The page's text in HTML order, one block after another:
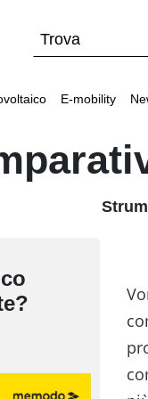
Tabelle
Cataloghi Memodo
Calcolatore di
E-mobility